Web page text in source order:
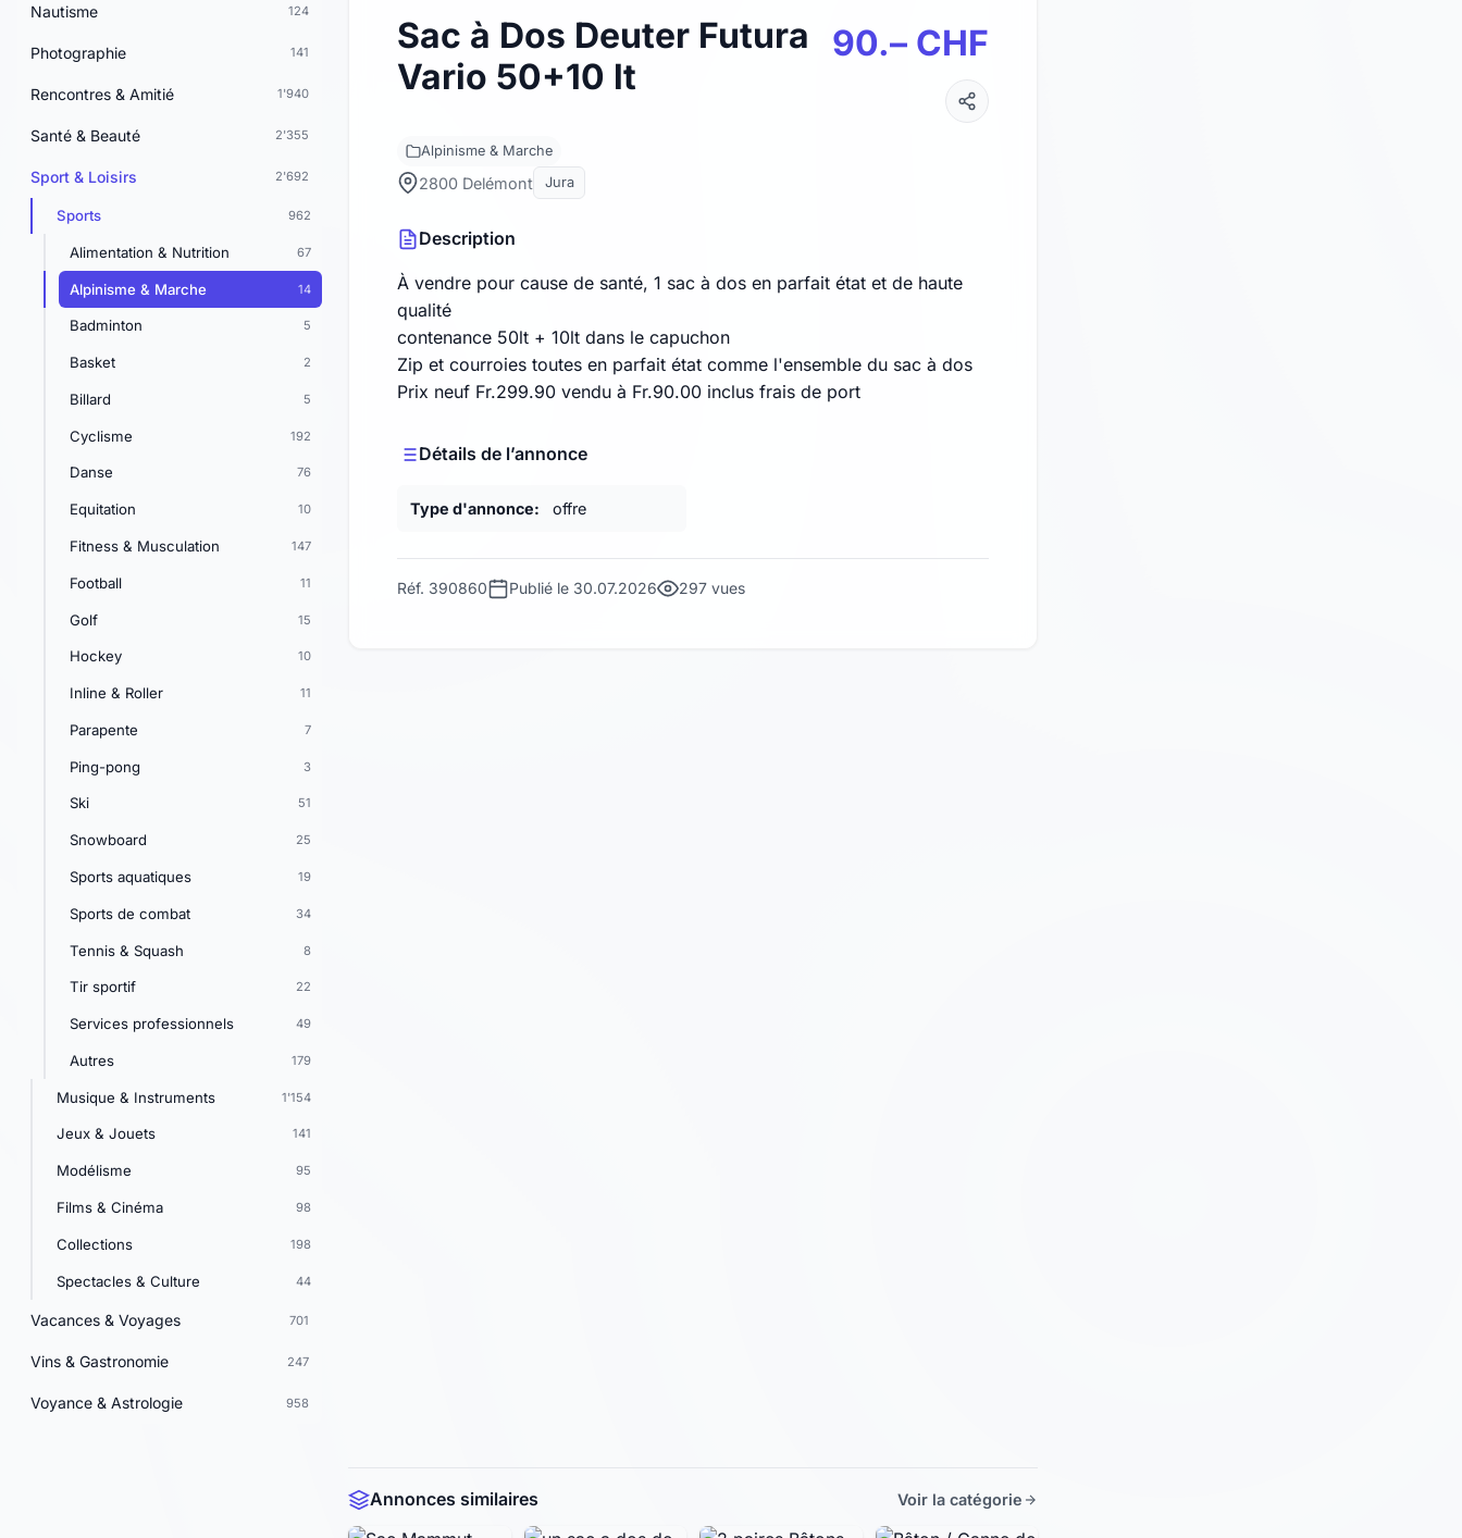
Nautisme 124
Photographie 141
Rencontres & Amitié 1'940
Santé & Beauté 2'355
Sport & Loisirs 2'692
Sports 962
Alimentation & Nutrition 67
Alpinisme & Marche 14
Badminton 5
Basket 2
Billard 5
Cyclisme 192
Danse 76
Equitation 10
Fitness & Musculation 147
Football 11
Golf 15
Hockey 10
Inline & Roller 11
Parapente 7
Ping-pong 3
Ski 51
Snowboard 25
Sports aquatiques 19
Sports de combat 34
Tennis & Squash 8
Tir sportif 22
Services professionnels 49
Autres 179
Musique & Instruments 1'154
Jeux & Jouets 141
Modélisme 95
Films & Cinéma 98
Collections 198
Spectacles & Culture 44
Vacances & Voyages 701
Vins & Gastronomie 247
Voyance & Astrologie 958
Sac à Dos Deuter Futura
Vario 50+10 lt
90.– CHF
Alpinisme & Marche
2800 Delémont Jura
Description
À vendre pour cause de santé, 1 sac à dos en parfait état et de haute
qualité
contenance 50lt + 10lt dans le capuchon
Zip et courroies toutes en parfait état comme l'ensemble du sac à dos
Prix neuf Fr.299.90 vendu à Fr.90.00 inclus frais de port
Détails de l’annonce
Type d'annonce: offre
Réf. 390860 Publié le 30.07.2026 297 vues
Annonces similaires Voir la catégorie